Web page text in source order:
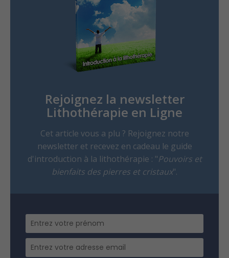
Rejoignez la newsletter
Lithothérapie en Ligne
Cet article vous a plu ? Rejoignez notre
newsletter et recevez en cadeau le guide
d'introduction à la lithothérapie : "Pouvoirs et
bienfaits des pierres et cristaux".